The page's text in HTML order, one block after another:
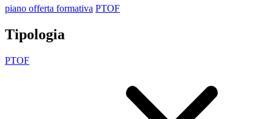
piano offerta formativa PTOF
Tipologia
PTOF